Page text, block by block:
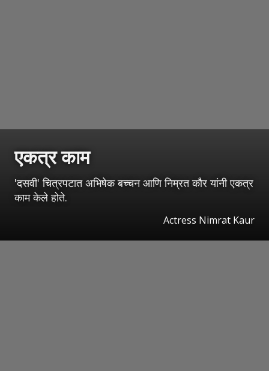
एकत्र काम
'दसवी' चित्रपटात अभिषेक बच्चन आणि निम्रत कौर यांनी एकत्र
काम केले होते.
Actress Nimrat Kaur